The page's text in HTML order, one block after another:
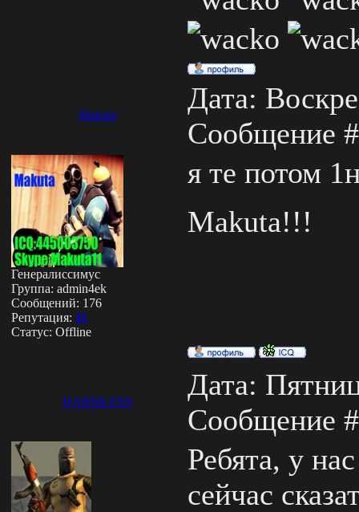
Makuta
Дата:
Сообщение
Генералиссимус
Группа: admin4ek
Сообщений: 176
Репутация: 11
Статус: Offline
я те потом
Makuta!!!
HARMLESS
Дата:
Сообщение
Ребята, у
сейчас